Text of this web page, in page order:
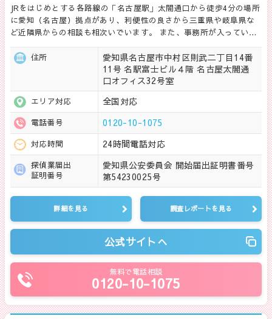
JRをはじめとする各路線の「名古屋駅」太閤通口から徒歩4分の場所
に愛知（名古屋）拠点があり、利便性の良さから三重県や岐阜県な
ど近隣県からの相談も相次いでいます。 また、事務所が入ってい…
住所
愛知県名古屋市中村区則武二丁目14番
11号 名駅富士ビル４階 名古屋太閤通
口オフィス32号室
エリア対応 全国対応
電話番号 0120-10-1075
対応時間 24時間電話対応
探偵業届出
証明番号
愛知県公安委員会 開始届出証明書番号
第54230025号
詳細を見る 調査レポートを見る
公式サイトへ
無料で電話相談
0120-10-1075